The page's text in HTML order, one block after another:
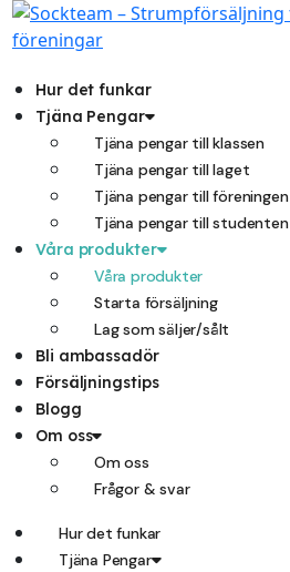
Hoppa
till
Hur det funkar
Tjäna Pengar
Tjäna pengar till klassen
Tjäna pengar till laget
Tjäna pengar till föreningen
Tjäna pengar till studenten
Våra produkter
Våra produkter
Starta försäljning
Lag som säljer/sålt
Bli ambassadör
Försäljningstips
Blogg
Om oss
Om oss
Frågor & svar
Hur det funkar
Tjäna Pengar